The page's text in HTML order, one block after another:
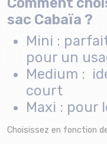
sac Cabaïa ?
Mini :
pour un
Medium :
court
Maxi : pour
Choisissez en fonction